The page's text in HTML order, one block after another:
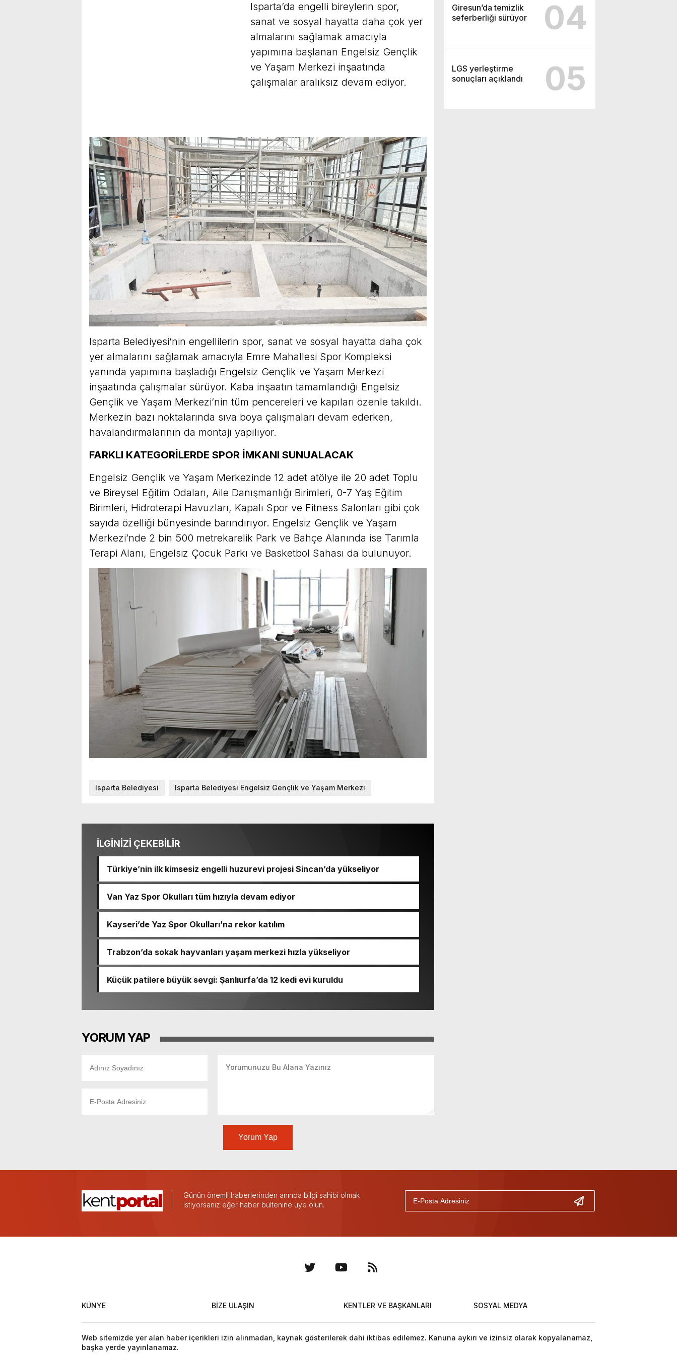
Giresun’da temizlik
seferberliği sürüyor
04
LGS yerleştirme
sonuçları açıklandı
05
Isparta’da engelli bireylerin spor,
sanat ve sosyal hayatta daha çok yer
almalarını sağlamak amacıyla
yapımına başlanan Engelsiz Gençlik
ve Yaşam Merkezi inşaatında
çalışmalar aralıksız devam ediyor.
Isparta Belediyesi’nin engellilerin spor, sanat ve sosyal hayatta daha çok
yer almalarını sağlamak amacıyla Emre Mahallesi Spor Kompleksi
yanında yapımına başladığı Engelsiz Gençlik ve Yaşam Merkezi
inşaatında çalışmalar sürüyor. Kaba inşaatın tamamlandığı Engelsiz
Gençlik ve Yaşam Merkezi’nin tüm pencereleri ve kapıları özenle takıldı.
Merkezin bazı noktalarında sıva boya çalışmaları devam ederken,
havalandırmalarının da montajı yapılıyor.
FARKLI KATEGORİLERDE SPOR İMKANI SUNUALACAK
Engelsiz Gençlik ve Yaşam Merkezinde 12 adet atölye ile 20 adet Toplu
ve Bireysel Eğitim Odaları, Aile Danışmanlığı Birimleri, 0-7 Yaş Eğitim
Birimleri, Hidroterapi Havuzları, Kapalı Spor ve Fitness Salonları gibi çok
sayıda özelliği bünyesinde barındırıyor. Engelsiz Gençlik ve Yaşam
Merkezi’nde 2 bin 500 metrekarelik Park ve Bahçe Alanında ise Tarımla
Terapi Alanı, Engelsiz Çocuk Parkı ve Basketbol Sahası da bulunuyor.
Isparta Belediyesi Isparta Belediyesi Engelsiz Gençlik ve Yaşam Merkezi
İLGİNİZİ ÇEKEBİLİR
Türkiye’nin ilk kimsesiz engelli huzurevi projesi Sincan’da yükseliyor
Van Yaz Spor Okulları tüm hızıyla devam ediyor
Kayseri’de Yaz Spor Okulları’na rekor katılım
Trabzon’da sokak hayvanları yaşam merkezi hızla yükseliyor
Küçük patilere büyük sevgi: Şanlıurfa’da 12 kedi evi kuruldu
YORUM YAP
Yorum Yap
Günün önemli haberlerinden anında bilgi sahibi olmak
istiyorsanız eğer haber bültenine üye olun.
KÜNYE BİZE ULAŞIN KENTLER VE BAŞKANLARI SOSYAL MEDYA
Web sitemizde yer alan haber içerikleri izin alınmadan, kaynak gösterilerek dahi iktibas edilemez. Kanuna aykırı ve izinsiz olarak kopyalanamaz,
başka yerde yayınlanamaz.